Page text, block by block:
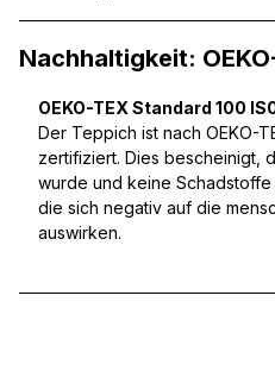
Nachhaltigkeit:
OEKO-TEX Standard 100
Der Teppich ist nach OEKO-
zertifiziert. Dies bescheinigt,
wurde und keine Schadstoffe
die sich negativ auf die
auswirken.